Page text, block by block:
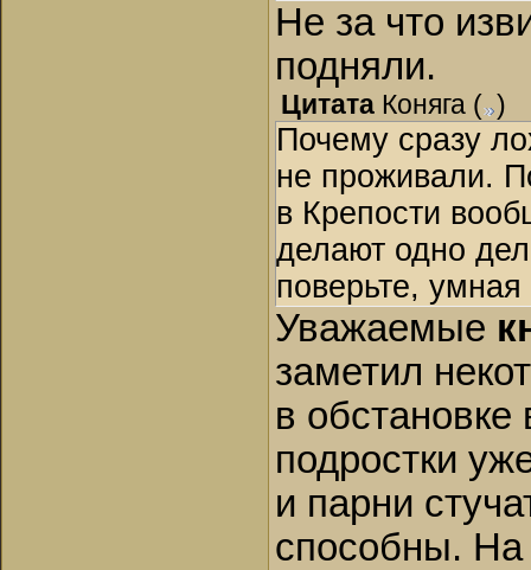
Не за что
подняли.
Цитата Коняга ( )
Почему сразу
не проживали.
в Крепости
делают одно
поверьте,
Уважаемые
заметил
в
подростки
и парни
способны.